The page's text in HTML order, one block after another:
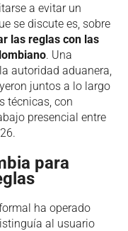
a evitar un
se discute es, sobre
las reglas con las
. Una
autoridad aduanera,
juntos a lo largo
técnicas, con
presencial entre
para
ha operado
al usuario